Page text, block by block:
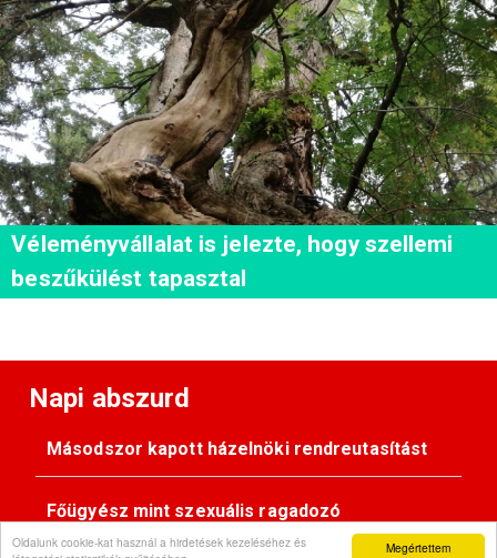
Megértettem
Oldalunk cookie-kat használ a hirdetések kezeléséhez és
Véleményvállalat is jelezte, hogy szellemi
beszűkülést tapasztal
Napi abszurd
Másodszor kapott házelnöki rendreutasítást
Főügyész mint szexuális ragadozó